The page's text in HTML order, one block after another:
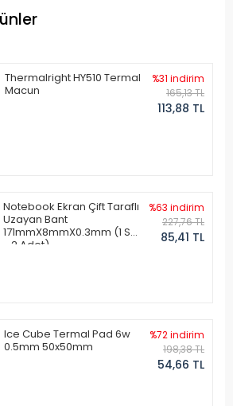
Thermalright HY510 Termal
Macun
%31 indirim
165,13 TL
113,88 TL
Notebook Ekran Çift Taraflı
Uzayan Bant
171mmX8mmX0.3mm (1 Set
- 2 Adet)
%63 indirim
227,76 TL
85,41 TL
Ice Cube Termal Pad 6w
0.5mm 50x50mm
%72 indirim
198,38 TL
54,66 TL